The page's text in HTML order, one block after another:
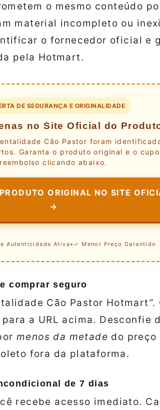
o mesmo conteúdo
material incompleto ou
o fornecedor oficial e
pela Hotmart.
DE SEGURANÇA E ORIGINALIDADE
no Site Oficial do
Cão Pastor foram
Garanta o produto original e o
reembolso clicando abaixo.
ORIGINAL NO SITE
→
Autenticidade Ativa• ✓ Menor Preço Garantido
comprar seguro
Cão Pastor Hotmart”.
a URL acima. Desconfie
menos da metade do preço
fora da plataforma.
de 7 dias
recebe acesso imediato.